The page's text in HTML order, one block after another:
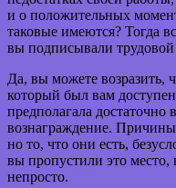
и о положительных
таковые имеются? Тогда
вы подписывали
Да, вы можете возразить,
который был вам
предполагала достаточно
вознаграждение.
но то, что они есть,
вы пропустили это
непросто.